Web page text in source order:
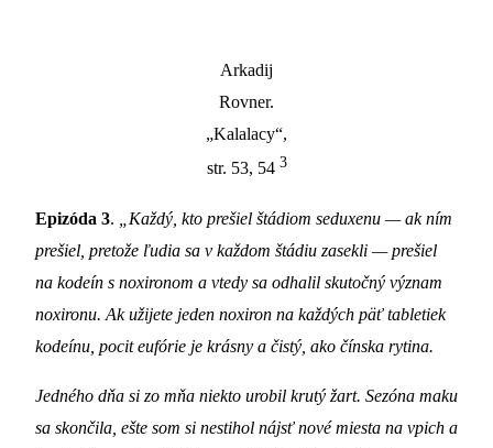
Arkadij
Rovner.
„Kalalacy“,
str. 53, 54 3
Epizóda 3. „Každý, kto prešiel štádiom seduxenu — ak ním
prešiel, pretože ľudia sa v každom štádiu zasekli — prešiel
na kodeín s noxironom a vtedy sa odhalil skutočný význam
noxironu. Ak užijete jeden noxiron na každých päť tabletiek
kodeínu, pocit eufórie je krásny a čistý, ako čínska rytina.
Jedného dňa si zo mňa niekto urobil krutý žart. Sezóna maku
sa skončila, ešte som si nestihol nájsť nové miesta na vpich a